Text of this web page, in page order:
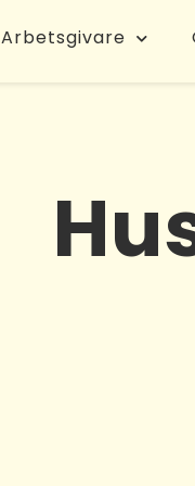
Arbetsgivare